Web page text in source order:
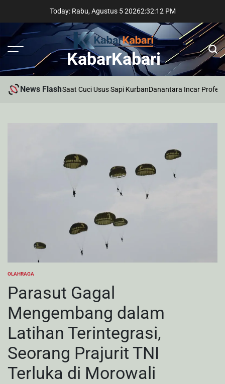
content
Today: Rabu, Agustus 5 20262:32:13 PM
KabarKabari
News Flash
Tewas Saat Cuci Usus Sapi KurbanDanantara Incar
POSTED
OLAHRAGA
Parasut Gagal
Mengembang dalam
Latihan Terintegrasi,
Seorang Prajurit TNI
Terluka di Morowali